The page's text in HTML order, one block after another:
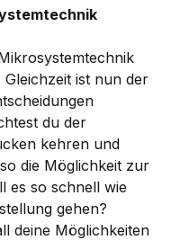
ist nun der
du der
kehren und
die Möglichkeit zur
es so schnell wie
gehen?
deine Möglichkeiten